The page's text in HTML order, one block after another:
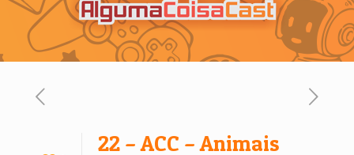
22 – ACC – Animais